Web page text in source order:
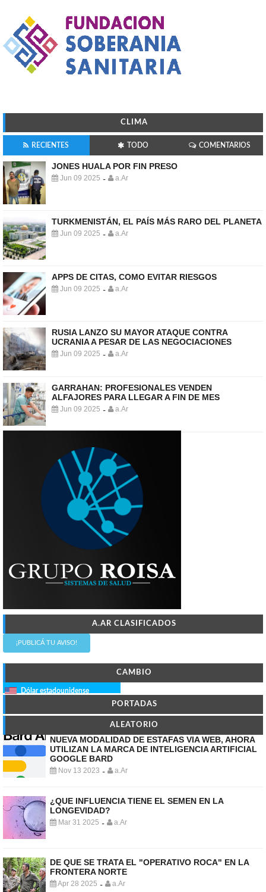
CLIMA
RECIENTES TODO COMENTARIOS
JONES HUALA POR FIN PRESO
Jun 09 2025 - a.Ar
TURKMENISTÁN, EL PAÍS MÁS RARO DEL PLANETA
Jun 09 2025 - a.Ar
APPS DE CITAS, COMO EVITAR RIESGOS
Jun 09 2025 - a.Ar
RUSIA LANZO SU MAYOR ATAQUE CONTRA
UCRANIA A PESAR DE LAS NEGOCIACIONES
Jun 09 2025 - a.Ar
GARRAHAN: PROFESIONALES VENDEN
ALFAJORES PARA LLEGAR A FIN DE MES
Jun 09 2025 - a.Ar
A.AR CLASIFICADOS
¡PUBLICÁ TU AVISO!
CAMBIO
Dólar estadounidense
PORTADAS
ALEATORIO
NUEVA MODALIDAD DE ESTAFAS VIA WEB, AHORA
UTILIZAN LA MARCA DE INTELIGENCIA ARTIFICIAL
GOOGLE BARD
Nov 13 2023 - a.Ar
¿QUE INFLUENCIA TIENE EL SEMEN EN LA
LONGEVIDAD?
Mar 31 2025 - a.Ar
DE QUE SE TRATA EL "OPERATIVO ROCA" EN LA
FRONTERA NORTE
Apr 28 2025 - a.Ar